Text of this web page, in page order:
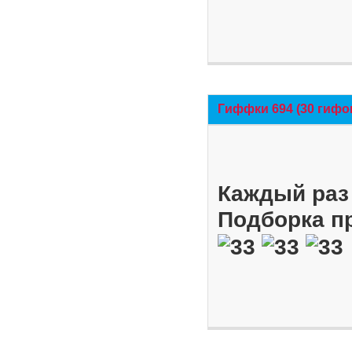
Гиффки 694 (30
Каждый
Подборка